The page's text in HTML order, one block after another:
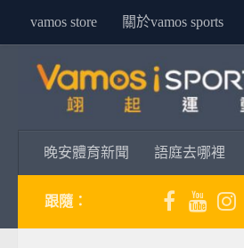
vamos store 關於vamos sports
晚安體育新聞 語庭去哪裡
跟隨：